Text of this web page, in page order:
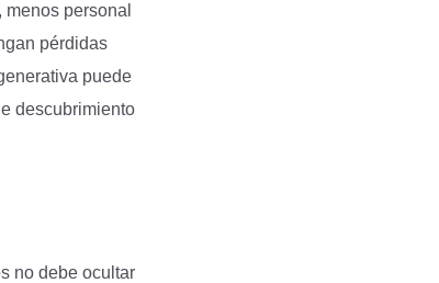
personal
pérdidas
puede
descubrimiento
no debe ocultar